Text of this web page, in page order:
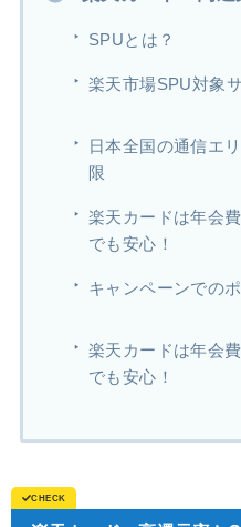
SPUとは？
楽天市場SPU対象
日本全国の通信エ
限
楽天カードは年会
でも安心！
キャンペーンでの
楽天カードは年会
でも安心！